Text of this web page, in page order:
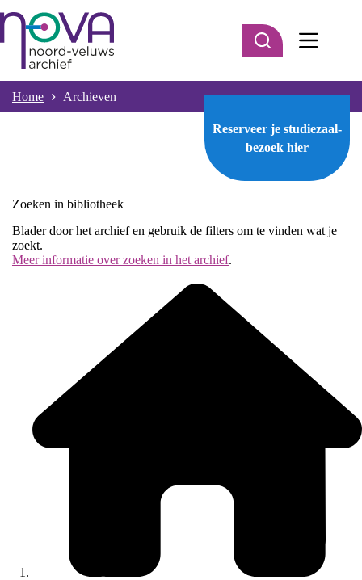
naar
inhoud
Home Archieven
Reserveer je studiezaal-
bezoek hier
Zoeken in bibliotheek
Blader door het archief en gebruik de filters om te vinden wat je
zoekt.
Meer informatie over zoeken in het archief.